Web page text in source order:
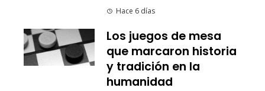
Hace 6 días
Los juegos de mesa
que marcaron historia
y tradición en la
humanidad